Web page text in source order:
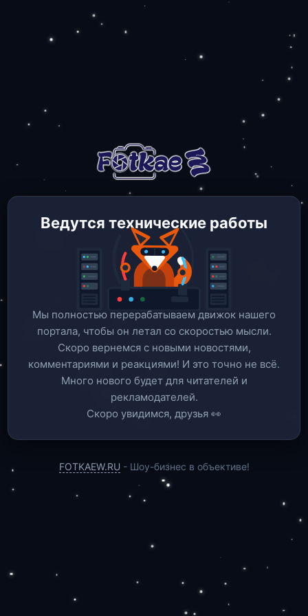
Ведутся технические работы
Мы полностью перерабатываем движок нашего
портала, чтобы он летал со скоростью мысли.
Скоро вернемся c новыми новостями,
комментариями и реакциями! И это точно не всё.
Много нового будет для читателей и
рекламодателей.
Скоро увидимся, друзья 👀
FOTKAEW.RU - Шоу-бизнес в объективе!